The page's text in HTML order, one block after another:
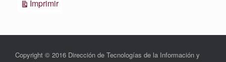
ImprimirVistas
Copyright © 2016 Dirección de Tecnologías de la Información y